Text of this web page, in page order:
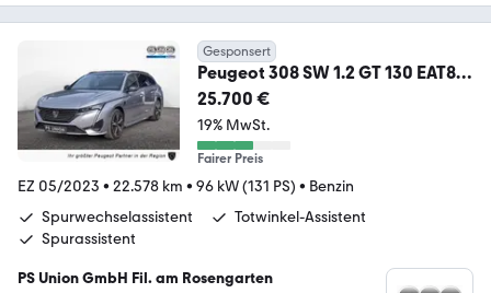
Gesponsert
Peugeot 308 SW 1.2 GT 130 EAT8
AKTIVSITZE MATRIX-LED
25.700 €
19% MwSt.
Fairer Preis
EZ 05/2023 • 22.578 km • 96 kW (131 PS) • Benzin
Spurwechselassistent
Totwinkel-Assistent
Spurassistent
PS Union GmbH Fil. am Rosengarten